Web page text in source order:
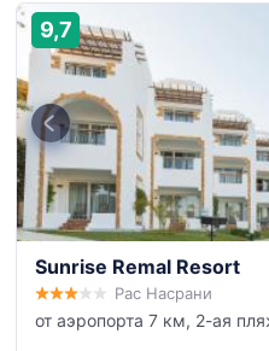
9,7
Sunrise Remal Resort
Рас Насрани
от аэропорта 7 км, 2-ая